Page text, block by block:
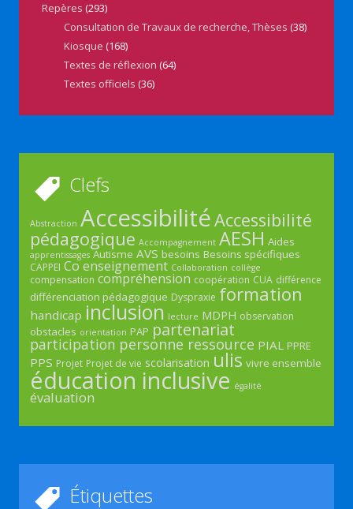
Repères (293)
Consultation de Travaux de recherche, Thèses (38)
Kiosque (168)
Textes de réflexion (64)
Textes officiels (36)
Clefs
Abstraction AccessibilitéAccessibilité
pédagogique Accompagnement AESH Aides
apprentissages Autisme AVS besoins Besoins spécifiques
CAPPEI Co enseignement Collaboration collège
compensation compréhension coopération CUA différence
différenciation pédagogique Dyspraxie formation
handicap inclusion lecture MDPH observation
obstacles orientation PAP partenariat
participation personne ressource PIAL PPRE
PPS Projet Projet de vie scolarisation ulis vivre ensemble
éducation inclusive égalité
évaluation
Étiquettes